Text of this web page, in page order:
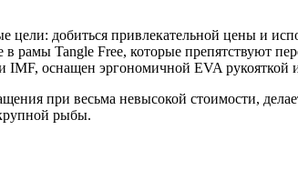
добиться привлекательной цены и
Tangle Free, которые препятствуют
IMF, оснащен эргономичной EVA
при весьма невысокой стоимости,
рыбы.